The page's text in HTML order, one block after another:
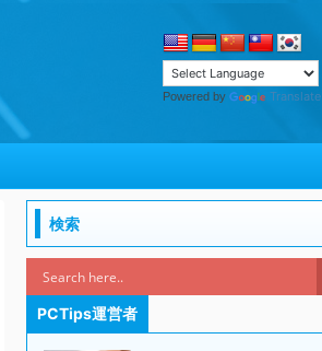
Powered by Translate
検索
PCTips運営者